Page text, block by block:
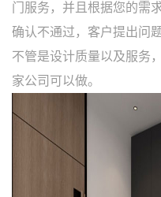
门服务，并且根据您的需
确认不通过，客户提出问
不管是设计质量以及服务
家公司可以做。